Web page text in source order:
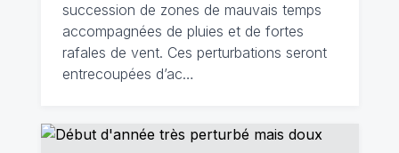
succession de zones de mauvais temps
accompagnées de pluies et de fortes
rafales de vent. Ces perturbations seront
entrecoupées d’ac…